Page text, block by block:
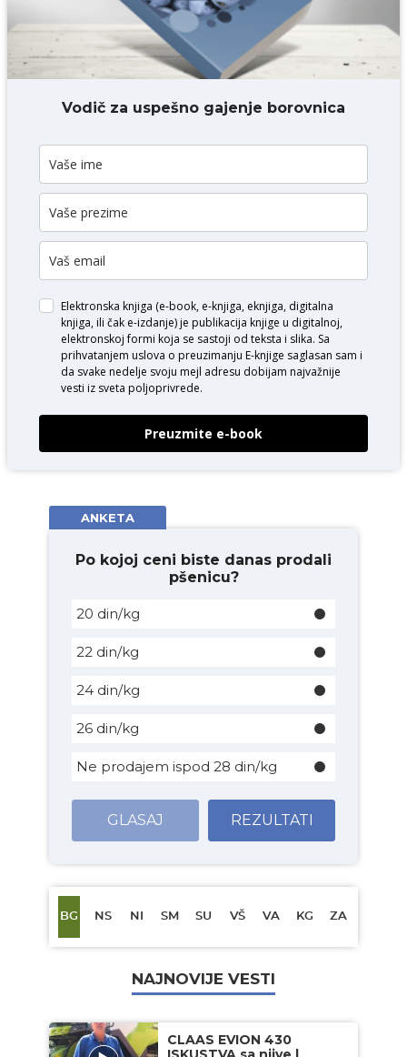
DODAJ KOMENTAR
Vodič za uspešno gajenje borovnica
Elektronska knjiga (e-book, e-knjiga, eknjiga, digitalna
knjiga, ili čak e-izdanje) je publikacija knjige u digitalnoj,
elektronskoj formi koja se sastoji od teksta i slika. Sa
prihvatanjem uslova o preuzimanju E-knjige saglasan sam i
da svake nedelje svoju mejl adresu dobijam najvažnije
vesti iz sveta poljoprivrede.
Preuzmite e-book
ANKETA
Po kojoj ceni biste danas prodali
pšenicu?
20 din/kg
22 din/kg
24 din/kg
26 din/kg
Ne prodajem ispod 28 din/kg
GLASAJ REZULTATI
BG NS NI SM SU VŠ VA KG ZA
NAJNOVIJE VESTI
CLAAS EVION 430